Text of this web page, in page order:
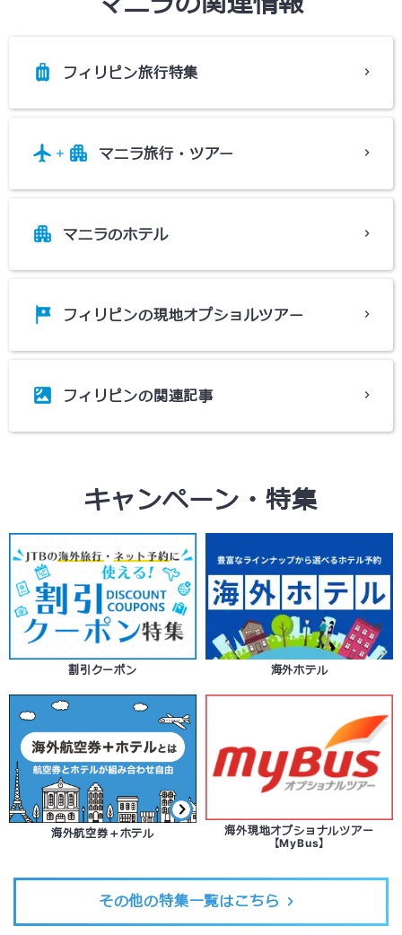
フィリピン旅行特集
マニラ旅行・ツアー
マニラのホテル
フィリピンの現地オプショルツアー
フィリピンの関連記事
キャンペーン・特集
割引クーポン 海外ホテル
海外航空券＋ホテル
海外現地オプショナルツアー
【MyBus】
その他の特集一覧はこちら